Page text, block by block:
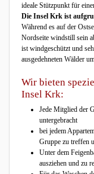
ideale Stützpunkt für
Die Insel Krk ist
Während es auf der
Nordseite windstill sein
ist windgeschützt und
ausgedehneten Wälder
Wir bieten
Insel Krk:
Jede Mitglied der
untergebracht
bei jedem
Gruppe zu treffen
Unter dem
ausziehen und zu